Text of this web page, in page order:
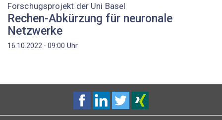
Forschugsprojekt der Uni Basel
Rechen-Abkürzung für neuronale
Netzwerke
16.10.2022 - 09:00 Uhr